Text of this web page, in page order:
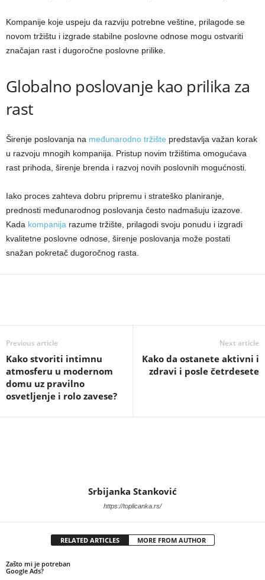
Kompanije koje uspeju da razviju potrebne veštine, prilagode se
novom tržištu i izgrade stabilne poslovne odnose mogu ostvariti
značajan rast i dugoročne poslovne prilike.
Globalno poslovanje kao prilika za
rast
Širenje poslovanja na međunarodno tržište predstavlja važan korak
u razvoju mnogih kompanija. Pristup novim tržištima omogućava
rast prihoda, širenje brenda i razvoj novih poslovnih mogućnosti.
Iako proces zahteva dobru pripremu i strateško planiranje,
prednosti međunarodnog poslovanja često nadmašuju izazove.
Kada kompanija razume tržište, prilagodi svoju ponudu i izgradi
kvalitetne poslovne odnose, širenje poslovanja može postati
snažan pokretač dugoročnog rasta.
Previous article
Kako stvoriti intimnu
atmosferu u modernom
domu uz pravilno
osvetljenje i rolo zavese?
Next article
Kako da ostanete aktivni i
zdravi i posle četrdesete
Srbijanka Stanković
https://toplicanka.rs/
RELATED ARTICLES MORE FROM AUTHOR
Zašto mi je potreban
Google Ads?